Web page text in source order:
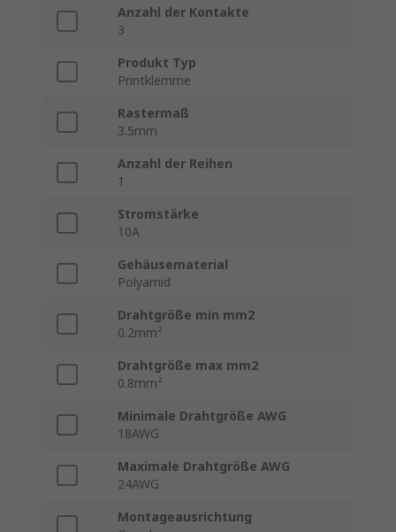
Anzahl der Kontakte
3
Produkt Typ
Printklemme
Rastermaß
3.5mm
Anzahl der Reihen
1
Stromstärke
10A
Gehäusematerial
Polyamid
Drahtgröße min mm2
0.2mm²
Drahtgröße max mm2
0.8mm²
Minimale Drahtgröße AWG
18AWG
Maximale Drahtgröße AWG
24AWG
Montageausrichtung